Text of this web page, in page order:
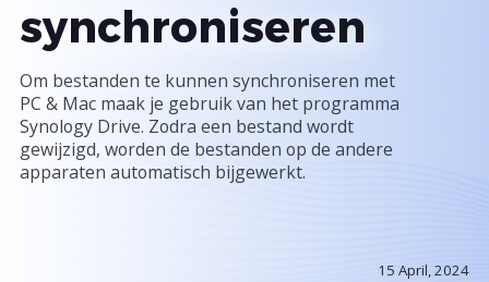
synchroniseren
Om bestanden te kunnen synchroniseren met
PC & Mac maak je gebruik van het programma
Synology Drive. Zodra een bestand wordt
gewijzigd, worden de bestanden op de andere
apparaten automatisch bijgewerkt.
15 April, 2024